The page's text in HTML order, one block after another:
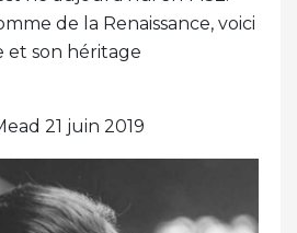
de la Renaissance, voici
et son héritage
21 juin 2019